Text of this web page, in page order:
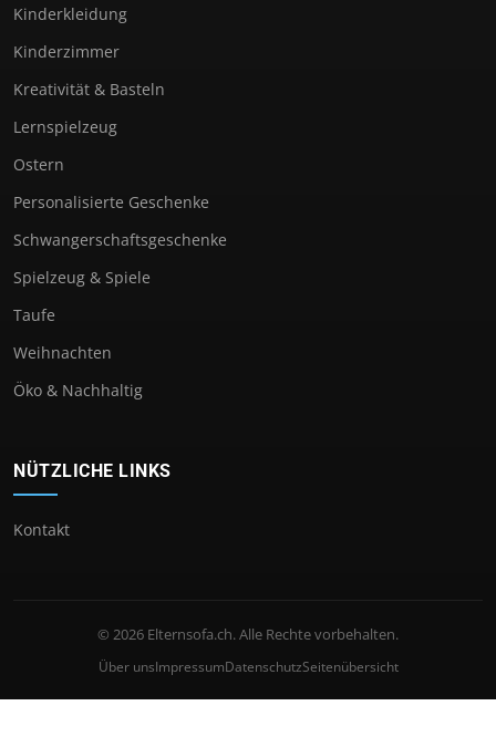
Kinderkleidung
Kinderzimmer
Kreativität & Basteln
Lernspielzeug
Ostern
Personalisierte Geschenke
Schwangerschaftsgeschenke
Spielzeug & Spiele
Taufe
Weihnachten
Öko & Nachhaltig
NÜTZLICHE LINKS
Kontakt
© 2026 Elternsofa.ch. Alle Rechte vorbehalten.
Über unsImpressumDatenschutzSeitenübersicht